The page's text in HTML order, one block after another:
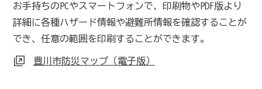
お手持ちのPCやスマートフォンで、印刷物やPDF版より
詳細に各種ハザード情報や避難所情報を確認することが
でき、任意の範囲を印刷することができます。
豊川市防災マップ（電子版）